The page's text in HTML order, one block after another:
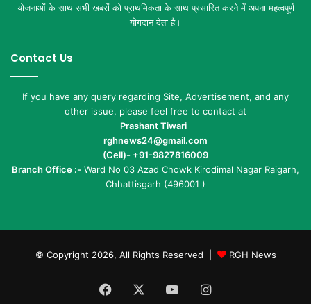
योजनाओं के साथ सभी खबरों को प्राथमिकता के साथ प्रसारित करने में अपना महत्वपूर्ण
योगदान देता है।
Contact Us
If you have any query regarding Site, Advertisement, and any
other issue, please feel free to contact at
Prashant Tiwari
rghnews24@gmail.com
(Cell)- +91-9827816009
Branch Office :- Ward No 03 Azad Chowk Kirodimal Nagar Raigarh,
Chhattisgarh (496001 )
© Copyright 2026, All Rights Reserved | RGH News
Facebook YouTubeInstagram